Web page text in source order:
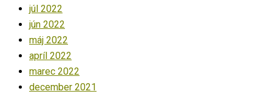
júl 2022
jún 2022
máj 2022
apríl 2022
marec 2022
december 2021